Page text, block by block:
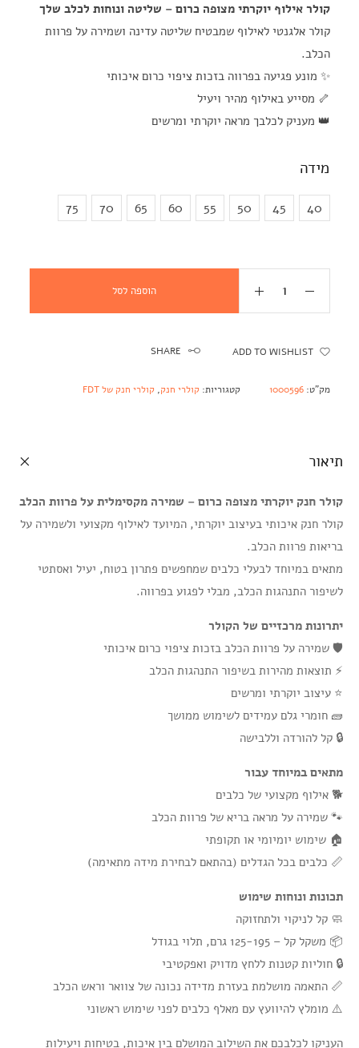
קולר אילוף יוקרתי מצופה כרום – שליטה ונוחות לכלב שלך
קולר אלגנטי לאילוף שמבטיח שליטה עדינה ושמירה על פרוות
הכלב.
✨ מונע פגיעה בפרווה בזכות ציפוי כרום איכותי
🦴 מסייע באילוף מהיר ויעיל
👑 מעניק לכלבך מראה יוקרתי ומרשים
מידה
40
45
50
55
60
65
70
75
הוספה לסל
ADD TO WISHLIST
SHARE
מק"ט:1000596 קטגוריות: קולרי חנק, קולרי חנק של FDT
תיאור
קולר חנק יוקרתי מצופה כרום – שמירה מקסימלית על פרוות הכלב
קולר חנק איכותי בעיצוב יוקרתי, המיועד לאילוף מקצועי ולשמירה על
בריאות פרוות הכלב.
מתאים במיוחד לבעלי כלבים שמחפשים פתרון בטוח, יעיל ואסתטי
לשיפור התנהגות הכלב, מבלי לפגוע בפרווה.
יתרונות מרכזיים של הקולר
🛡️ שמירה על פרוות הכלב בזכות ציפוי כרום איכותי
⚡ תוצאות מהירות בשיפור התנהגות הכלב
⭐ עיצוב יוקרתי ומרשים
🧱 חומרי גלם עמידים לשימוש ממושך
🔒 קל להורדה וללבישה
מתאים במיוחד עבור
🐕 אילוף מקצועי של כלבים
🐾 שמירה על מראה בריא של פרוות הכלב
🏠 שימוש יומיומי או תקופתי
📏 כלבים בכל הגדלים (בהתאם לבחירת מידה מתאימה)
תכונות ונוחות שימוש
🧼 קל לניקוי ולתחזוקה
📦 משקל קל – 125-195 גרם, תלוי בגודל
🔒 חוליות קטנות ללחץ מדויק ואפקטיבי
📏 התאמה מושלמת בעזרת מדידה נכונה של צוואר וראש הכלב
⚠️ מומלץ להיוועץ עם מאלף כלבים לפני שימוש ראשוני
העניקו לכלבכם את השילוב המושלם בין איכות, בטיחות ויעילות